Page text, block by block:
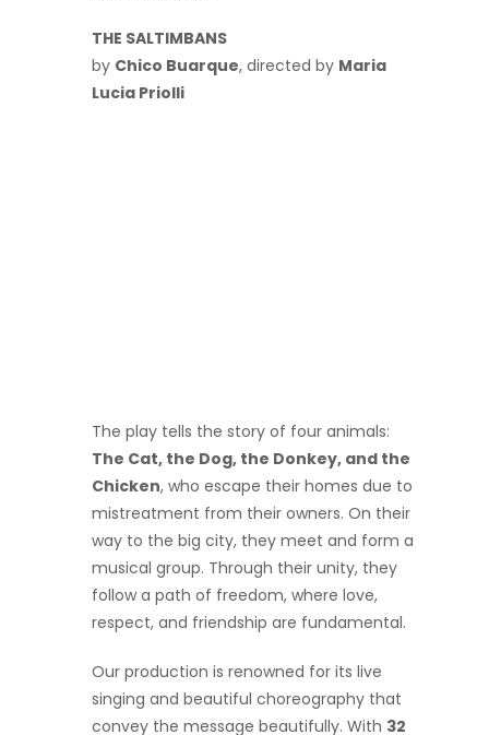
THE SALTIMBANS
by Chico Buarque, directed by Maria
Lucia Priolli
The play tells the story of four animals:
The Cat, the Dog, the Donkey, and the
Chicken, who escape their homes due to
mistreatment from their owners. On their
way to the big city, they meet and form a
musical group. Through their unity, they
follow a path of freedom, where love,
respect, and friendship are fundamental.
Our production is renowned for its live
singing and beautiful choreography that
convey the message beautifully. With 32